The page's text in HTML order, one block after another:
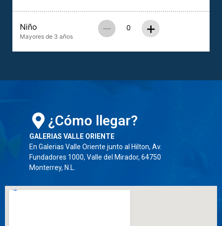
Niño
Mayores de 3 años – +
¿Cómo llegar?
GALERIAS VALLE ORIENTE
En Galerias Valle Oriente junto al Hilton, Av.
Fundadores 1000, Valle del Mirador, 64750
Monterrey, N.L.